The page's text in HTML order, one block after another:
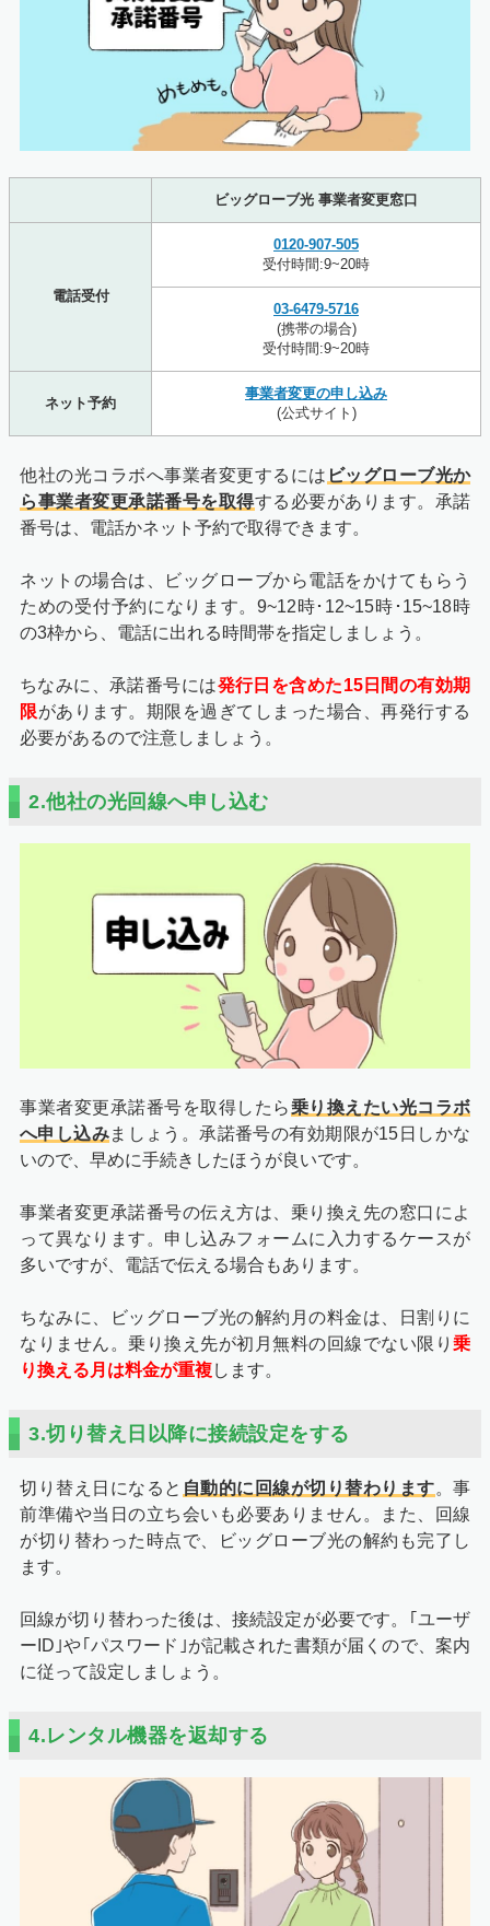
ビッグローブ光 事業者変更窓口
電話受付
0120-907-505
受付時間:9~20時
03-6479-5716
(携帯の場合)
受付時間:9~20時
ネット予約
事業者変更の申し込み
(公式サイト)
他社の光コラボへ事業者変更するには ビッグローブ光か
ら事業者変更承諾番号を取得する必要があります。承諾
番号は、電話かネット予約で取得できます。
ネットの場合は、ビッグローブから電話をかけてもらう
ための受付予約になります。9~12時･12~15時･15~18時
の3枠から、電話に出れる時間帯を指定しましょう。
ちなみに、承諾番号には発行日を含めた15日間の有効期
限があります。期限を過ぎてしまった場合、再発行する
必要があるので注意しましょう。
2.他社の光回線へ申し込む
事業者変更承諾番号を取得したら乗り換えたい光コラボ
へ申し込みましょう。承諾番号の有効期限が15日しかな
いので、早めに手続きしたほうが良いです。
事業者変更承諾番号の伝え方は、乗り換え先の窓口によ
って異なります。申し込みフォームに入力するケースが
多いですが、電話で伝える場合もあります。
ちなみに、ビッグローブ光の解約月の料金は、日割りに
なりません。乗り換え先が初月無料の回線でない限り 乗
り換える月は料金が重複します。
3.切り替え日以降に接続設定をする
切り替え日になると 自動的に回線が切り替わります。事
前準備や当日の立ち会いも必要ありません。また、回線
が切り替わった時点で、ビッグローブ光の解約も完了し
ます。
回線が切り替わった後は、接続設定が必要です。｢ユーザ
ーID｣や｢パスワード｣が記載された書類が届くので、案内
に従って設定しましょう。
4.レンタル機器を返却する